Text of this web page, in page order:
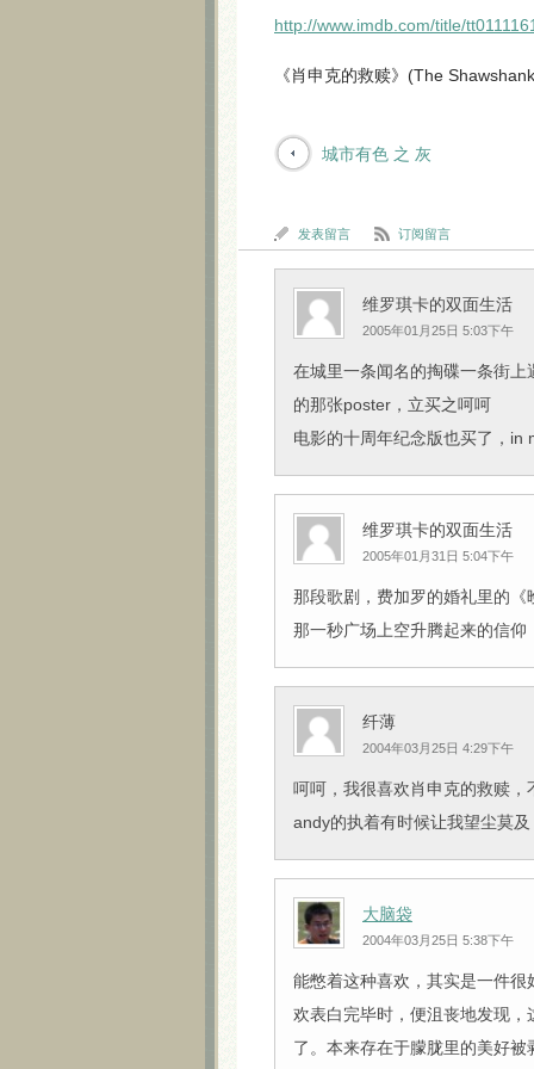
http://www.imdb.com/title/
《肖申克的救赎》(The
城市有色 之 灰
发表留言 订阅留言
维罗琪卡的双面生活
2005年01月25日 5:03下午
在城里一条闻名的掏碟一条街
的那张poster，立买之呵呵
电影的十周年纪念版也买了，
维罗琪卡的双面生活
2005年01月31日 5:04下午
那段歌剧，费加罗的婚礼里的
那一秒广场上空升腾起来的信
纤薄
2004年03月25日 4:29下午
呵呵，我很喜欢肖申克的救赎
andy的执着有时候让我望尘莫及
大脑袋
2004年03月25日 5:38下午
能憋着这种喜欢，其实是一件
欢表白完毕时，便沮丧地发现
了。本来存在于朦胧里的美好